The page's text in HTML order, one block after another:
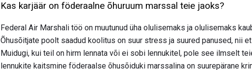
Kas karjäär on föderaalne õhuruum marssal teie jaoks?
Federal Air Marshali töö on muutunud üha olulisemaks ja olulisemaks
Õhusõitjate poolt saadud koolitus on suur stress ja suured panused, nii
Muidugi, kui teil on hirm lennata või ei sobi lennukitel, pole see ilmselt
lennukite kaitsmine föderaalse õhusõiduki marssalina on suurepärane